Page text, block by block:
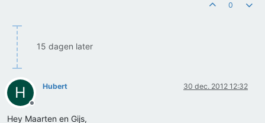
0
15 dagen later
H
Offline
Hubert 30 dec. 2012 12:32
Hey Maarten en Gijs,